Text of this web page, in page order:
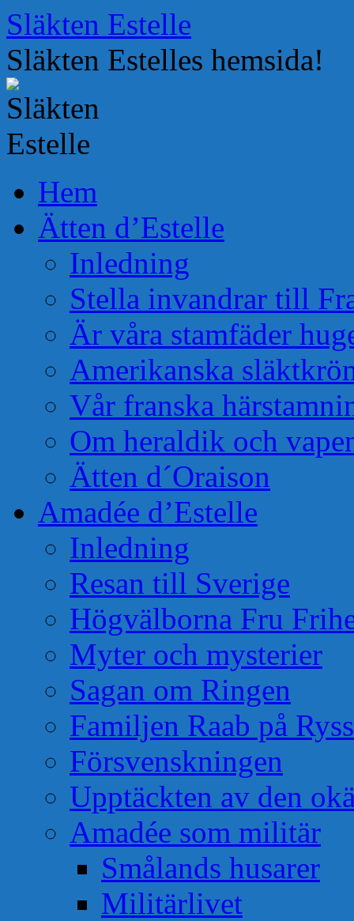
Hoppa
till
innehåll
Släkten Estelle
Släkten Estelles hemsida!
Hem
Ätten d’Estelle
Inledning
Stella invandrar till
Är våra stamfäder
Amerikanska
Vår franska
Om heraldik och
Ätten d´Oraison
Amadée d’Estelle
Inledning
Resan till Sverige
Högvälborna Fru
Myter och mysterier
Sagan om Ringen
Familjen Raab på
Försvenskningen
Upptäckten av den
Amadée som militär
Smålands husarer
Militärlivet